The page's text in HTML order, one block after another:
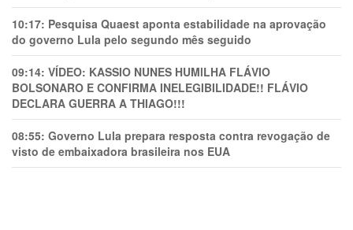
10:17: Pesquisa Quaest aponta estabilidade na aprovação
do governo Lula pelo segundo mês seguido
09:14: VÍDEO: KASSIO NUNES HUMlLHA FLÁVIO
BOLSONARO E CONFIRMA INELEGIBILIDADE!! FLÁVIO
DECLARA GUERRA A THIAGO!!!
08:55: Governo Lula prepara resposta contra revogação de
visto de embaixadora brasileira nos EUA